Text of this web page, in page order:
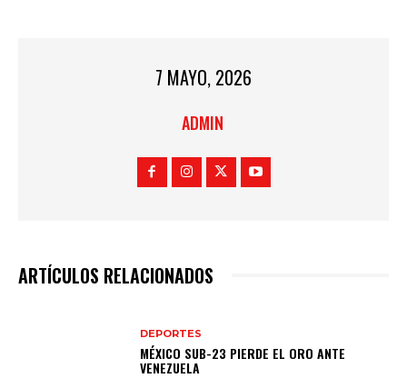
7 MAYO, 2026
ADMIN
ARTÍCULOS RELACIONADOS
DEPORTES
MÉXICO SUB-23 PIERDE EL ORO ANTE
VENEZUELA